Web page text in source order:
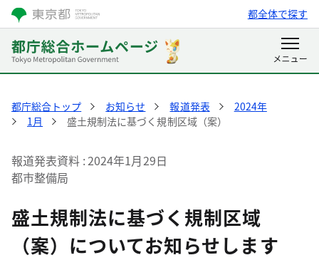
都全体で探す
都庁総合トップ お知らせ 報道発表
2024年
1月
盛土規制法に基づく規制区域（案）
報道発表資料 2024年1月29日
都市整備局
盛土規制法に基づく規制区域
（案）についてお知らせします